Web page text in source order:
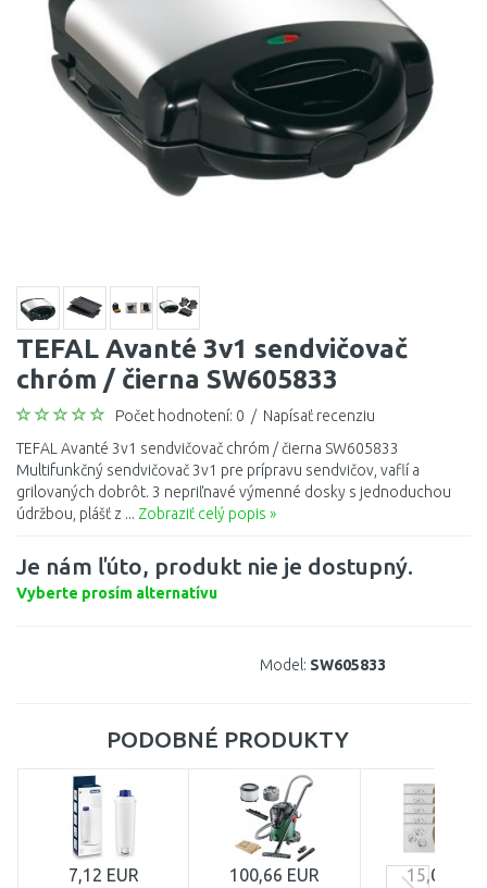
TEFAL Avanté 3v1 sendvičovač
chróm / čierna SW605833
Počet hodnotení: 0 / Napísať recenziu
TEFAL Avanté 3v1 sendvičovač chróm / čierna SW605833
Multifunkčný sendvičovač 3v1 pre prípravu sendvičov, vaflí a
grilovaných dobrôt. 3 nepriľnavé výmenné dosky s jednoduchou
údržbou, plášť z ... Zobraziť celý popis »
Je nám ľúto, produkt nie je dostupný.
Vyberte prosím alternatívu
Model: SW605833
PODOBNÉ PRODUKTY
7,12 EUR 100,66 EUR 15,02 EUR